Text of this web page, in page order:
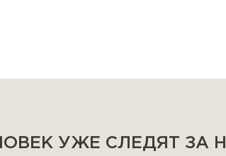
УЖЕ СЛЕДЯТ ЗА